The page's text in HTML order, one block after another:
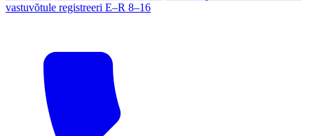
vastuvõtule registreeri E–R 8–16